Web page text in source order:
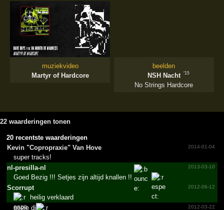
muziekvideo
Martyr of Hardcore
beelden
NSH Nacht
'15
No Strings Hardcore
22 waarderingen tonen
20 recentste waarderingen
Kevin "­Coprop­raxie"­ Van Hove
2014-01-04
super tracks!
nl-presilla-nl
2013-03-10
Goed Bezig !!! Setjes zijn altijd knallen !!
Scorrupt
2012-06-12
heilig verklaard
2012-03-22
goeie dj